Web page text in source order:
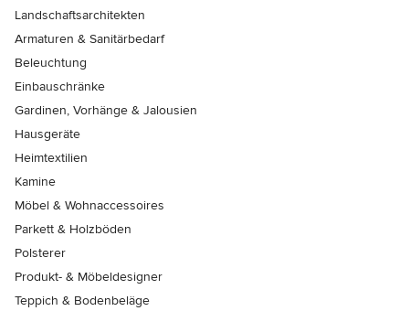
Landschaftsarchitekten
Armaturen & Sanitärbedarf
Beleuchtung
Einbauschränke
Gardinen, Vorhänge & Jalousien
Hausgeräte
Heimtextilien
Kamine
Möbel & Wohnaccessoires
Parkett & Holzböden
Polsterer
Produkt- & Möbeldesigner
Teppich & Bodenbeläge